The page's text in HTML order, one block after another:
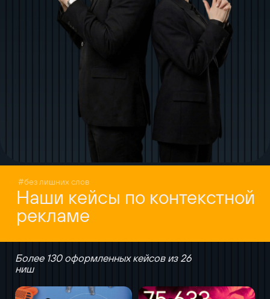
#без лишних слов
Наши кейсы по контекстной
рекламе
Более 130 оформленных кейсов из 26
ниш